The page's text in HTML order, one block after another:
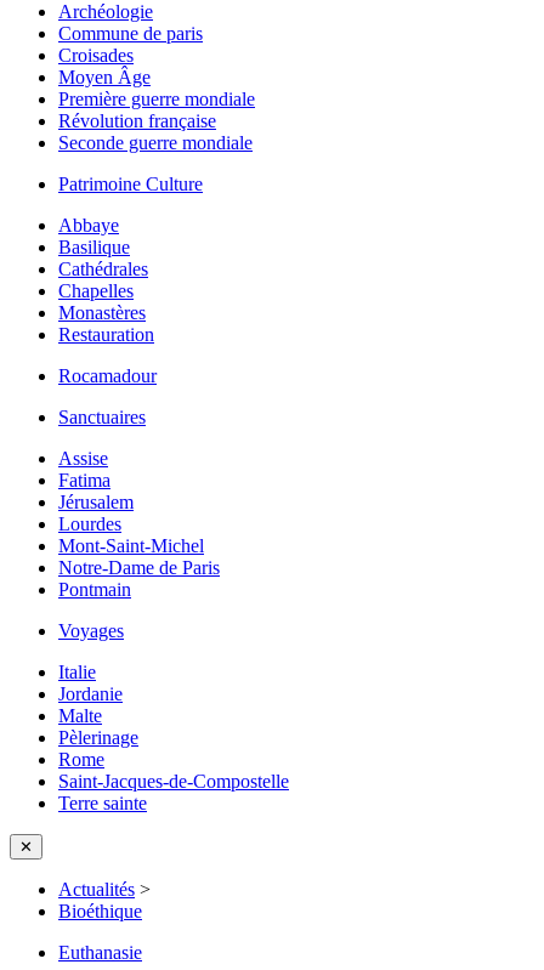
Archéologie
Commune de paris
Croisades
Moyen Âge
Première guerre mondiale
Révolution française
Seconde guerre mondiale
Patrimoine Culture
Abbaye
Basilique
Cathédrales
Chapelles
Monastères
Restauration
Rocamadour
Sanctuaires
Assise
Fatima
Jérusalem
Lourdes
Mont-Saint-Michel
Notre-Dame de Paris
Pontmain
Voyages
Italie
Jordanie
Malte
Pèlerinage
Rome
Saint-Jacques-de-Compostelle
Terre sainte
✕
Actualités >
Bioéthique
Euthanasie